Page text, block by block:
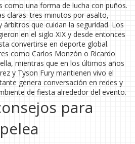
como una forma de lucha con puños.
claras: tres minutos por asalto,
que cuidan la seguridad. Los
en el siglo XIX y desde entonces
convertirse en deporte global.
como Carlos Monzón o Ricardo
mientras que en los últimos años
y Tyson Fury mantienen vivo el
genera conversación en redes y
de fiesta alrededor del evento.
para